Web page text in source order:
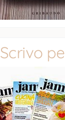
Scrivo